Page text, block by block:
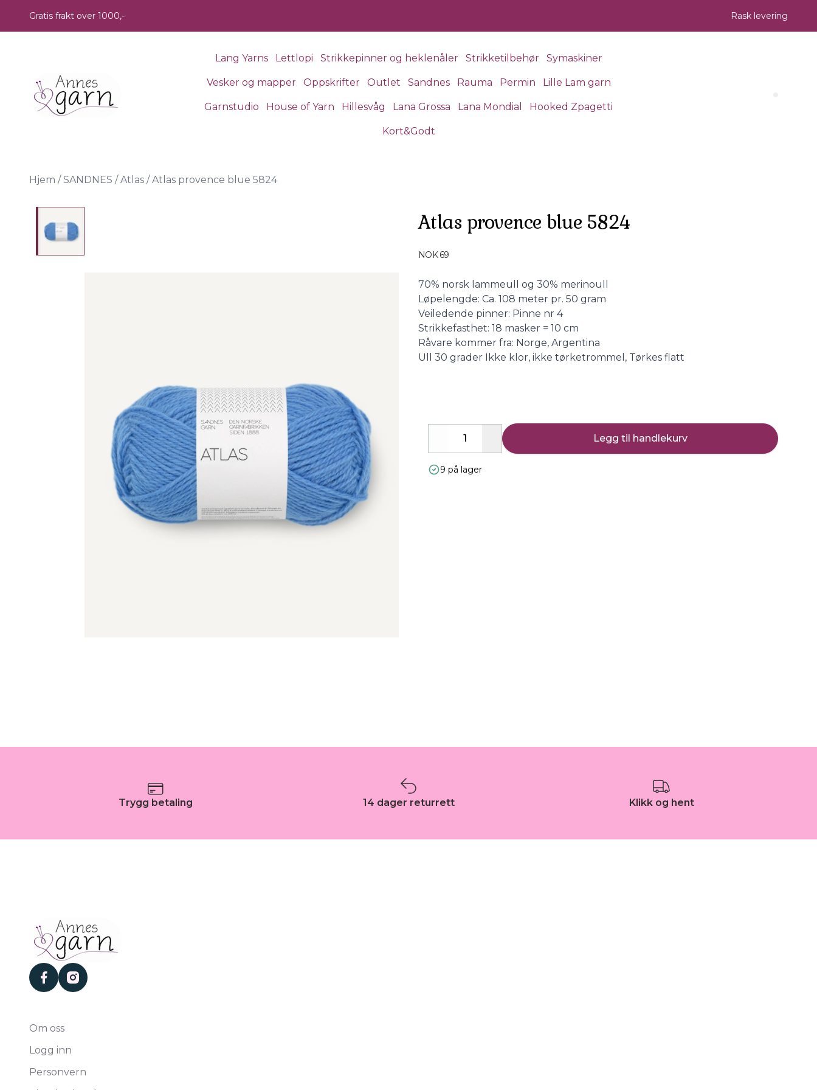
Gratis frakt over 1000,- Rask levering
Lang Yarns Lettlopi Strikkepinner og heklenåler Strikketilbehør Symaskiner
Vesker og mapper Oppskrifter Outlet Sandnes Rauma Permin Lille Lam garn
Garnstudio House of Yarn Hillesvåg Lana Grossa Lana Mondial Hooked Zpagetti
Kort&Godt
Hjem / SANDNES / Atlas / Atlas provence blue 5824
Atlas provence blue 5824
NOK 69
Description
70% norsk lammeull og 30% merinoull
Løpelengde: Ca. 108 meter pr. 50 gram
Veiledende pinner: Pinne nr 4
Strikkefasthet: 18 masker = 10 cm
Råvare kommer fra: Norge, Argentina
Ull 30 grader Ikke klor, ikke tørketrommel, Tørkes flatt
Decrease Increase
Legg til handlekurv
9 på lager
Trygg betaling 14 dager returrett Klikk og hent
facebookinstagram
Om oss
Logg inn
Personvern